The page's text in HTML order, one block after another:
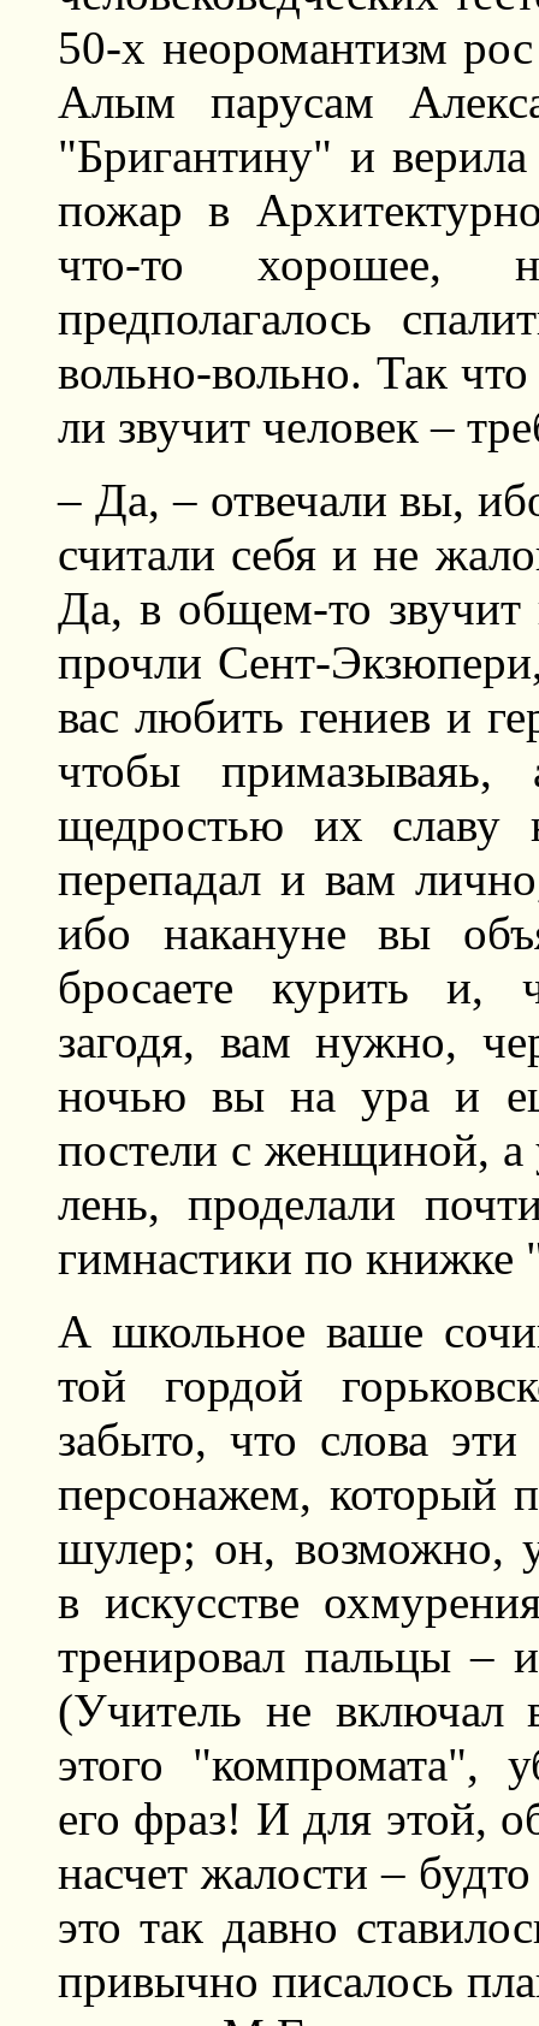
50-х неоромантизм
Алым парусам
"Бригантину" и
пожар в
что-то хорошее,
предполагалось
вольно-вольно. Так
ли звучит человек –
– Да, – отвечали вы,
считали себя и не
Да, в общем-то звучит
прочли Сент-
вас любить гениев и
чтобы
щедростью их славу
перепадал и вам
ибо накануне вы
бросаете курить и,
загодя, вам нужно,
ночью вы на ура и
постели с женщиной, а
лень, проделали
гимнастики по
А школьное ваше
той гордой
забыто, что слова
персонажем, который
шулер; он, возможно,
в искусстве
тренировал пальцы –
(Учитель не включал
этого "компромата",
его фраз! И для этой,
насчет жалости –
это так давно
привычно писалось